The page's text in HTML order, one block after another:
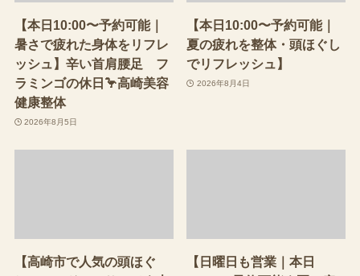
【本日10:00〜予約可能｜
暑さで疲れた身体をリフレ
ッシュ】辛い首肩腰足 フ
ラミンゴの休日🦩高崎美容
健康整体
2026年8月5日
【本日10:00〜予約可能｜
夏の疲れを整体・頭ほぐし
でリフレッシュ】
2026年8月4日
【高崎市で人気の頭ほぐ
【日曜日も営業｜本日